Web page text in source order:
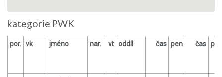
kategorie PWK
por. vk jméno nar. vt oddíl čas pen čas pen